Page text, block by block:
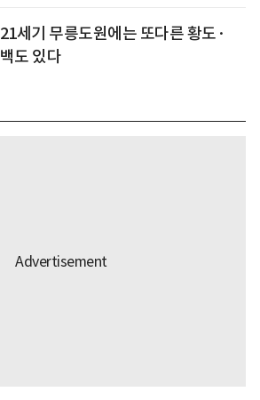
21세기 무릉도원에는 또다른 황도·
백도 있다